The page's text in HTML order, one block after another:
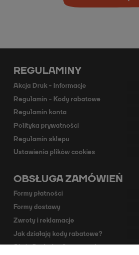
REGULAMINY
Akcja Druk - Informacje
Regulamin - Kody rabatowe
Regulamin konta
Polityka prywatności
Regulamin sklepu
Ustawienia plików cookies
OBSŁUGA ZAMÓWIEŃ
Formy płatności
Formy dostawy
Zwroty i reklamacje
Jak działają kody rabatowe?
Akcja Dodruk - O programie